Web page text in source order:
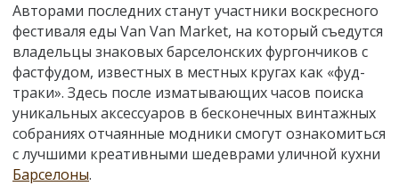
Авторами последних станут участники воскресного
фестиваля еды Van Van Market, на который съедутся
владельцы знаковых барселонских фургончиков с
фастфудом, известных в местных кругах как «фуд-
траки». Здесь после изматывающих часов поиска
уникальных аксессуаров в бесконечных винтажных
собраниях отчаянные модники смогут ознакомиться
с лучшими креативными шедеврами уличной кухни
Барселоны.